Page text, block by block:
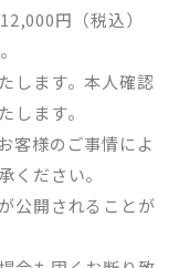
円（税込）
します。本人確認
します。
客様のご事情によ
ください。
公開されることが